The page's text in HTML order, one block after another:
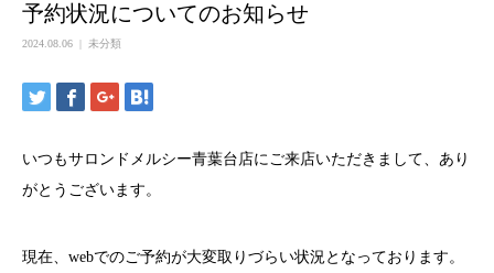
予約状況についてのお知らせ
2024.08.06 未分類
いつもサロンドメルシー青葉台店にご来店いただきまして、あり
がとうございます。
現在、webでのご予約が大変取りづらい状況となっております。